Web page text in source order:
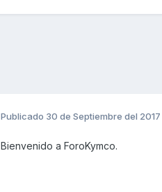
Publicado 30 de Septiembre del 2017
Bienvenido a ForoKymco.